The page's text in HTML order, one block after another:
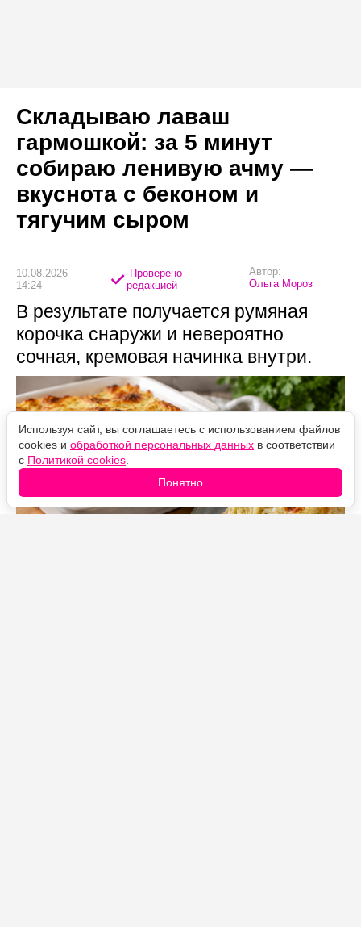
Складываю лаваш
гармошкой: за 5 минут
собираю ленивую ачму —
вкуснота с беконом и
тягучим сыром
10.08.2026
14:24
Проверено
редакцией
Автор:
Ольга Мороз
В результате получается румяная
корочка снаружи и невероятно
сочная, кремовая начинка внутри.
Используя сайт, вы соглашаетесь с использованием файлов
cookies и обработкой персональных данных в соответствии
с Политикой cookies
Понятно